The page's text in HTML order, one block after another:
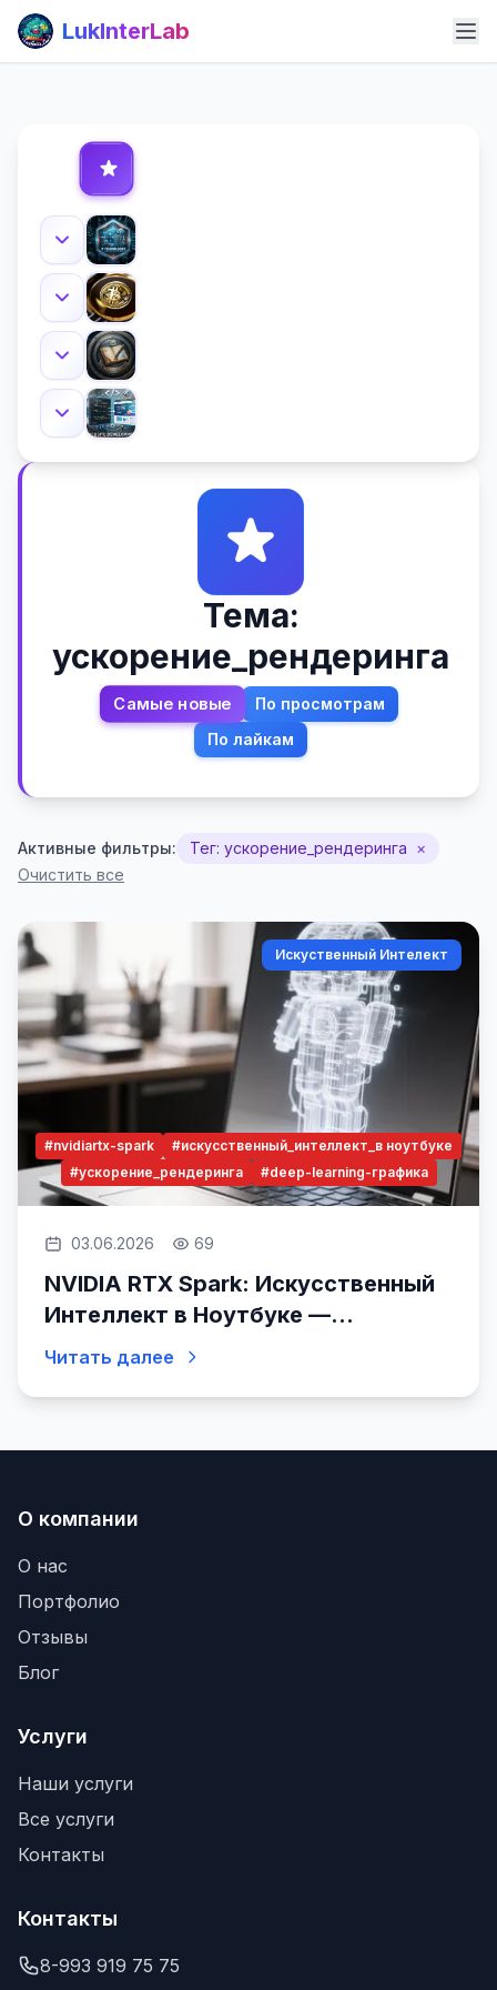
LukInterLab
Тема:
ускорение_рендеринга
Самые новые
По просмотрам
По лайкам
Активные фильтры: Тег: ускорение_рендеринга ×
Очистить все
Искуственный Интелект
#nvidiartx-spark
#искусственный_интеллект_в ноутбуке
#ускорение_рендеринга
#deep-learning-графика
03.06.2026 69
NVIDIA RTX Spark: Искусственный
Интеллект в Ноутбуке —
Реальность или Обман?
Читать далее
О компании
О нас
Портфолио
Отзывы
Блог
Услуги
Наши услуги
Все услуги
Контакты
Контакты
8-993 919 75 75